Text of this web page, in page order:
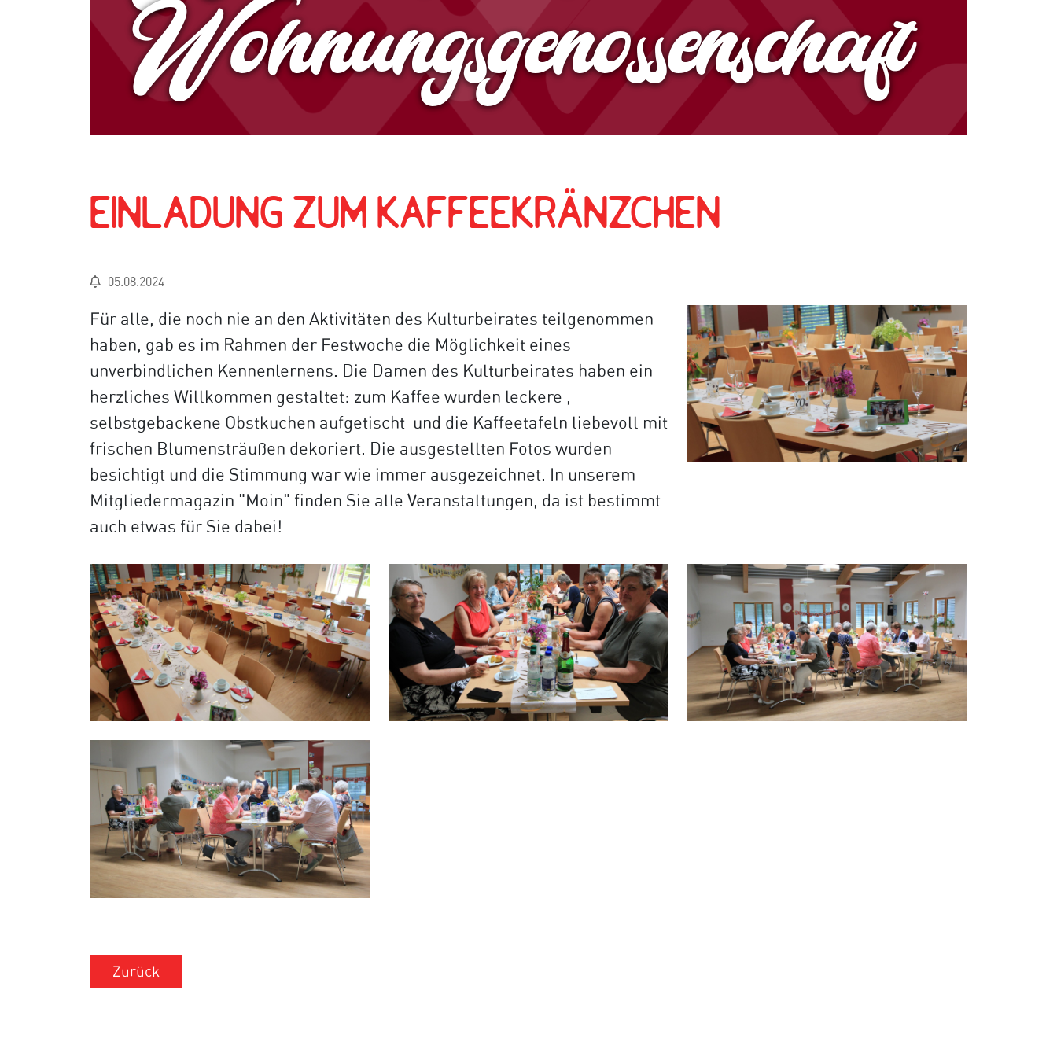
Wohnungsgenossenschaft
Einladung zum Kaffeekränzchen
05.08.2024
Für alle, die noch nie an den Aktivitäten des Kulturbeirates teilgenommen
haben, gab es im Rahmen der Festwoche die Möglichkeit eines
unverbindlichen Kennenlernens. Die Damen des Kulturbeirates haben ein
herzliches Willkommen gestaltet: zum Kaffee wurden leckere ,
selbstgebackene Obstkuchen aufgetischt und die Kaffeetafeln liebevoll mit
frischen Blumensträußen dekoriert. Die ausgestellten Fotos wurden
besichtigt und die Stimmung war wie immer ausgezeichnet. In unserem
Mitgliedermagazin "Moin" finden Sie alle Veranstaltungen, da ist bestimmt
auch etwas für Sie dabei!
Zurück